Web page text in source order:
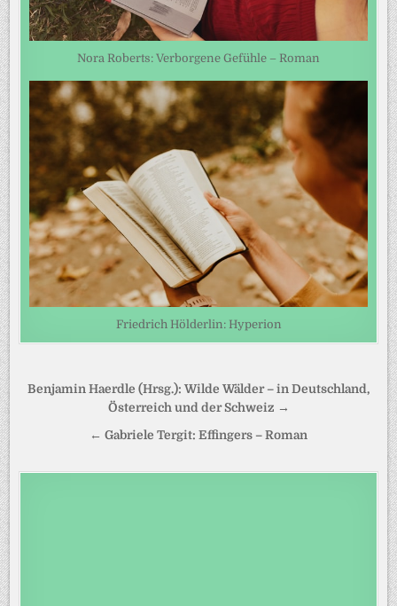
Nora Roberts: Verborgene Gefühle – Roman
Friedrich Hölderlin: Hyperion
Beitragsnavigation
Benjamin Haerdle (Hrsg.): Wilde Wälder – in Deutschland,
Österreich und der Schweiz →
← Gabriele Tergit: Effingers – Roman